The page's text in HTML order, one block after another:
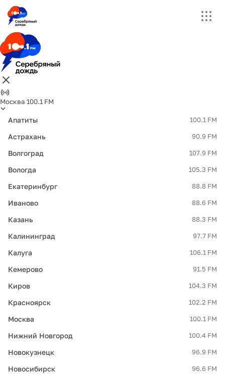
Москва 100.1 FM
Апатиты 100.1 FM
Астрахань 90.9 FM
Волгоград 107.9 FM
Вологда 105.3 FM
Екатеринбург 88.8 FM
Иваново 88.6 FM
Казань 88.3 FM
Калининград 97.7 FM
Калуга 106.1 FM
Кемерово 91.5 FM
Киров 104.3 FM
Красноярск 102.2 FM
Москва 100.1 FM
Нижний Новгород 100.4 FM
Новокузнецк 96.9 FM
Новосибирск 96.6 FM